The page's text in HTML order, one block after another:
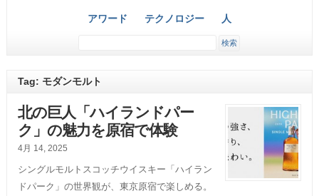
アワード テクノロジー 人
Tag: モダンモルト
北の巨人「ハイランドパー
ク」の魅力を原宿で体験
4月 14, 2025
シングルモルトスコッチウイスキー「ハイラン
ドパーク」の世界観が、東京原宿で楽しめる。